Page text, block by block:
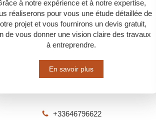
à notre expérience et à notre expertise,
réaliserons pour vous une étude détaillée de
projet et vous fournirons un devis gratuit,
de vous donner une vision claire des travaux
à entreprendre.
En savoir plus
+33646796622